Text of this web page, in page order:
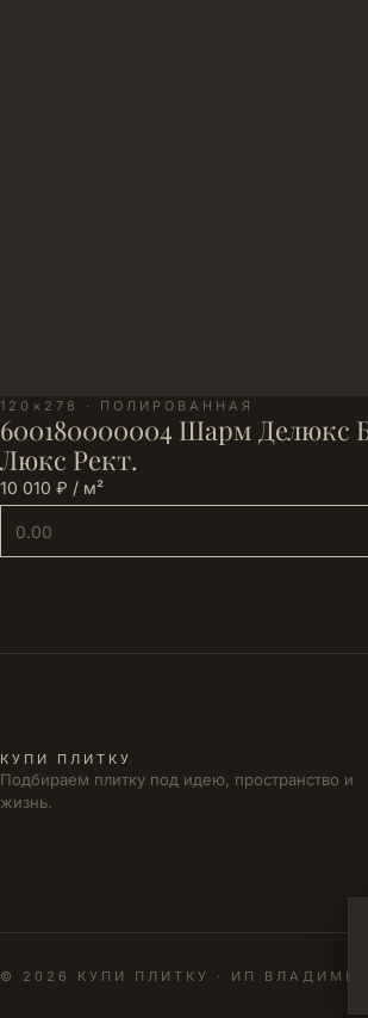
120×278 · ПОЛИРОВАННАЯ
600180000004 Шарм Делюкс
Люкс Рект.
10 010 ₽ / м²
КУПИ ПЛИТКУ
Подбираем плитку под идею, пространство и
жизнь.
© 2026 КУПИ ПЛИТКУ · ИП